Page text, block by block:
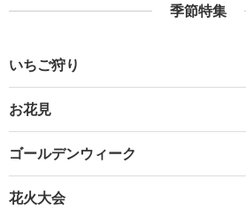
季節特集
いちご狩り
お花見
ゴールデンウィーク
花火大会